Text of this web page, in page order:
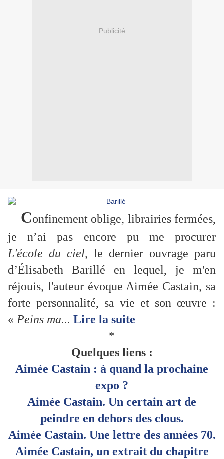
Publicité
Confinement oblige, librairies fermées,
je n’ai pas encore pu me procurer
L'école du ciel, le dernier ouvrage paru
d’Élisabeth Barillé en lequel, je m'en
réjouis, l'auteur évoque Aimée Castain, sa
forte personnalité, sa vie et son œuvre :
« Peins ma... Lire la suite
*
Quelques liens :
Aimée Castain : à quand la prochaine
expo ?
Aimée Castain. Un certain art de
peindre en dehors des clous.
Aimée Castain. Une lettre des années 70.
Aimée Castain, un extraitdu chapitre